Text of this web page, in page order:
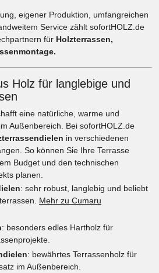
eigener Produktion, umfangreichen
Service zählt sofortHOLZ.de
für Holzterrassen,
Holz für langlebige und
eine natürliche, warme und
Außenbereich. Bei sofortHOLZ.de
in verschiedenen
So können Sie Ihre Terrasse
Budget und den technischen
planen.
: sehr robust, langlebig und beliebt
Mehr zu Cumaru
: besonders edles Hartholz für
: bewährtes Terrassenholz für
im Außenbereich.